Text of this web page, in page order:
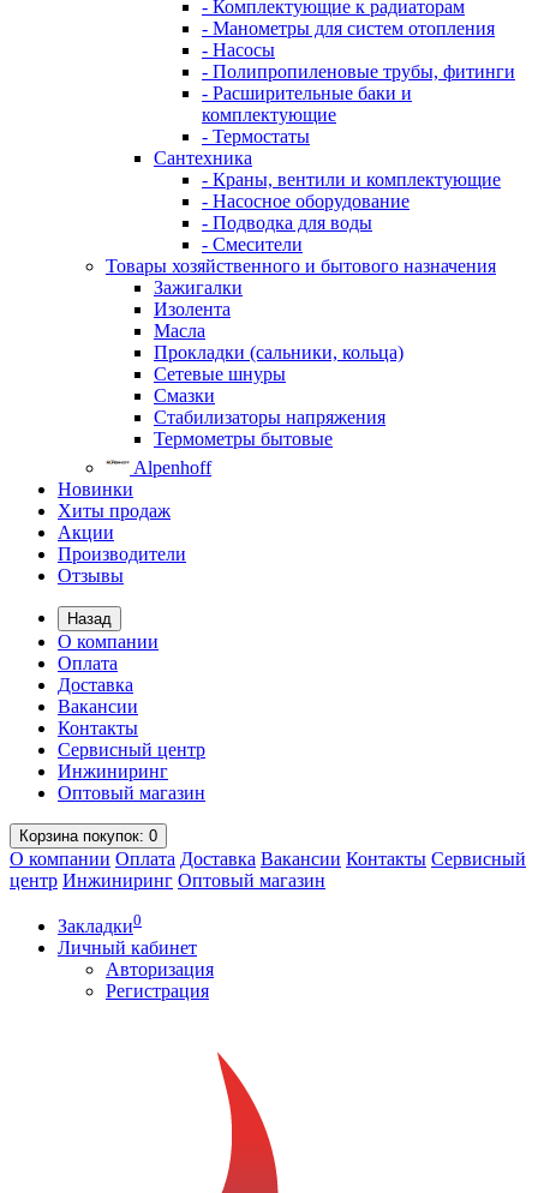
- Комплектующие к радиаторам
- Манометры для систем отопления
- Насосы
- Полипропиленовые трубы, фитинги
- Расширительные баки и
комплектующие
- Термостаты
Сантехника
- Краны, вентили и комплектующие
- Насосное оборудование
- Подводка для воды
- Смесители
Товары хозяйственного и бытового назначения
Зажигалки
Изолента
Масла
Прокладки (сальники, кольца)
Сетевые шнуры
Смазки
Стабилизаторы напряжения
Термометры бытовые
Alpenhoff
Новинки
Хиты продаж
Акции
Производители
Отзывы
Назад
О компании
Оплата
Доставка
Вакансии
Контакты
Сервисный центр
Инжиниринг
Оптовый магазин
Корзинапокупок: 0
О компании Оплата Доставка Вакансии Контакты Сервисный
центр Инжиниринг Оптовый магазин
Закладки0
Личный кабинет
Авторизация
Регистрация